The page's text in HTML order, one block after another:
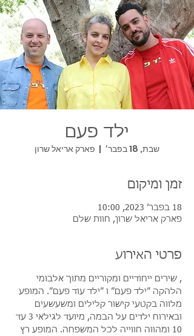
ילד פעם
שבת, 18 בפבר׳
  |
פארק אריאל שרון
זמן ומיקום
18 בפבר׳ 2023, 10:00
פארק אריאל שרון, חוות שלם
פרטי האירוע
, שירים ייחודיים ומקוריים מתוך אלבומי
הלהקה ״ילד פעם״ ו ״ילד עוד פעם״. המופע
מלווה בקטעי קישור קלילים ומשעשעים
ובאירוח ילדים על הבמה, מיועד לגילאי 3 עד
10 ומהווה חווייה לכל המשפחה. המופע רץ